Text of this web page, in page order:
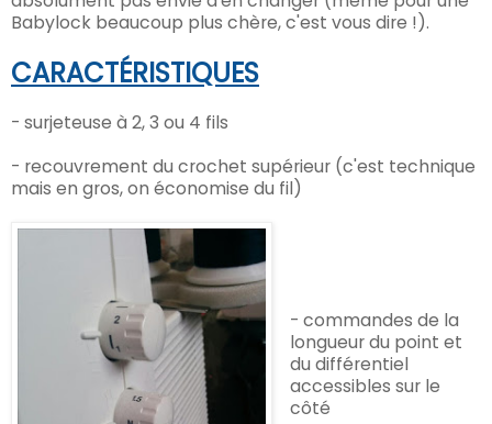
Babylock beaucoup plus chère, c'est vous dire !).
CARACTÉRISTIQUES
- surjeteuse à 2, 3 ou 4 fils
- recouvrement du crochet supérieur (c'est technique
mais en gros, on économise du fil)
- commandes de la
longueur du point et
du différentiel
accessibles sur le
côté